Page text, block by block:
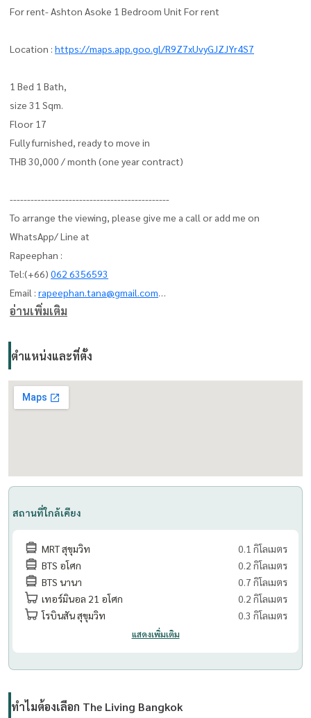
For rent- Ashton Asoke 1 Bedroom Unit For rent
Location : https://maps.app.goo.gl/R9Z7xUvyGJZJYr4S7
1 Bed 1 Bath,
size 31 Sqm.
Floor 17
Fully furnished, ready to move in
THB 30,000 / month (one year contract)
----------------------------------------------
To arrange the viewing, please give me a call or add me on
WhatsApp/ Line at
Rapeephan :
Tel:(+66) 062 6356593
Email : rapeephan.tana@gmail.com
LineID : @condo56
www.thelivingbangkok.com
อ่านเพิ่มเติม
ตำแหน่งและที่ตั้ง
สถานที่ใกล้เคียง
MRT สุขุมวิท
0.1 กิโลเมตร
BTS อโศก
0.2 กิโลเมตร
BTS นานา
0.7 กิโลเมตร
เทอร์มินอล 21 อโศก
0.2 กิโลเมตร
โรบินสัน สุขุมวิท
0.3 กิโลเมตร
แสดงเพิ่มเติม
ทำไมต้องเลือก The Living Bangkok